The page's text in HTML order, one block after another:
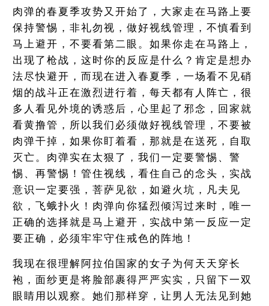
肉弹的春夏季攻势又开始了，大家走在马路上要
保持警惕，非礼勿视，做好视线管理，不慎看到
马上避开，不要看第二眼。如果你走在马路上，
出现了枪战，这时你的反应是什么？肯定是想办
法尽快避开，而现在进入春夏季，一场看不见硝
烟的战斗正在激烈进行着，每天都有人阵亡，很
多人看见外境的诱惑后，心里起了邪念，回家就
看黄撸管，所以我们必须做好视线管理，不要被
肉弹干掉，如果你盯着看，那就是在送死，自取
灭亡。肉弹实在太狠了，我们一定要警惕、警
惕、再警惕！管住视线，看住自己的念头，实战
意识一定要强，菩萨见欲，如避火坑，凡夫见
欲，飞蛾扑火！肉弹向你猛烈倾泻过来时，唯一
正确的选择就是马上避开，实战中第一反应一定
要正确，必须牢牢守住戒色的阵地！
我现在很理解阿拉伯国家的女子为何天天穿长
袍，面纱更是将脸部裹得严严实实，只留下一双
眼睛用以观察。她们那样穿，让男人无法见到她